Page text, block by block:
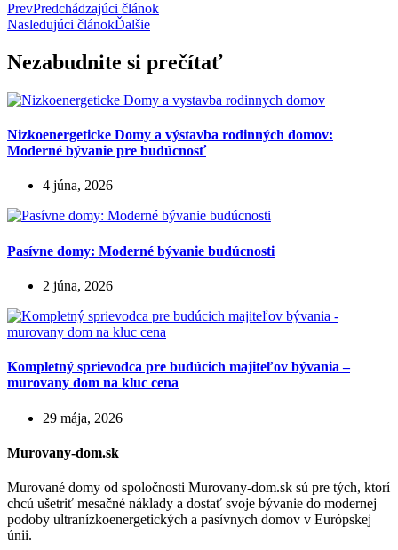
PrevPredchádzajúci článok
Nasledujúci článokĎalšie
Nezabudnite si prečítať
Nizkoenergeticke Domy a výstavba rodinných domov:
Moderné bývanie pre budúcnosť
4 júna, 2026
Pasívne domy: Moderné bývanie budúcnosti
2 júna, 2026
Kompletný sprievodca pre budúcich majiteľov bývania –
murovany dom na kluc cena
29 mája, 2026
Murovany-dom.sk
Murované domy od spoločnosti Murovany-dom.sk sú pre tých, ktorí
chcú ušetriť mesačné náklady a dostať svoje bývanie do modernej
podoby ultranízkoenergetických a pasívnych domov v Európskej
únii.